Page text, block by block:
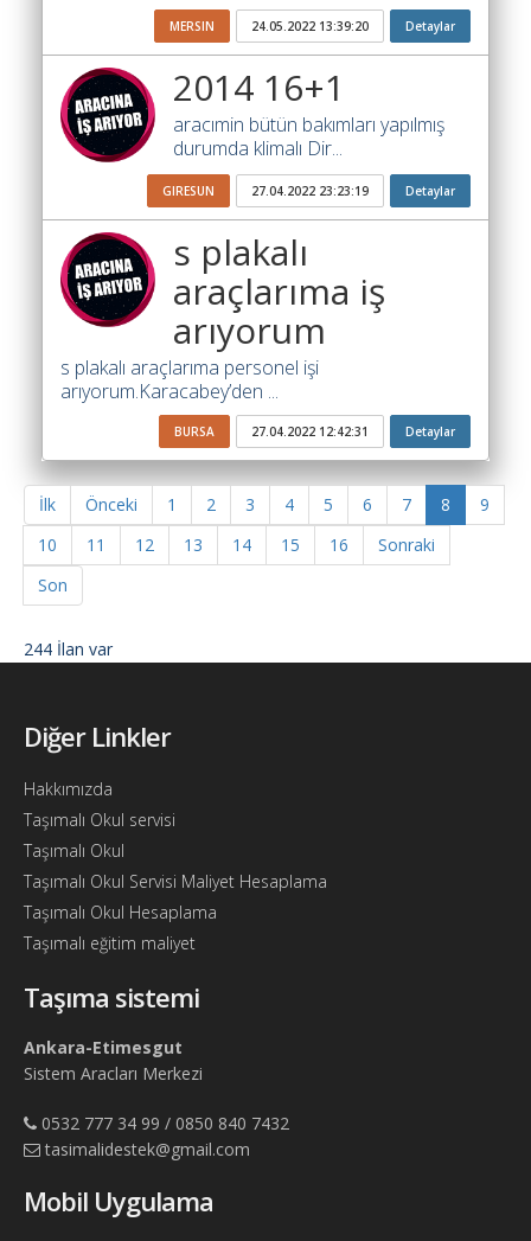
MERSIN 24.05.2022 13:39:20 Detaylar
2014 16+1
aracımin bütün bakımları yapılmış
durumda klimalı Dir...
GIRESUN 27.04.2022 23:23:19 Detaylar
s plakalı
araçlarıma iş
arıyorum
s plakalı araçlarıma personel işi
arıyorum.Karacabey’den ...
BURSA 27.04.2022 12:42:31 Detaylar
İlk Önceki 1 2 3 4 5 6 7 8
9
10
11 12 13 14 15 16
Sonraki
Son
244 İlan var
Diğer Linkler
Hakkımızda
Taşımalı Okul servisi
Taşımalı Okul
Taşımalı Okul Servisi Maliyet Hesaplama
Taşımalı Okul Hesaplama
Taşımalı eğitim maliyet
Taşıma sistemi
Ankara-Etimesgut
Sistem Aracları Merkezi
0532 777 34 99 / 0850 840 7432
tasimalidestek@gmail.com
Mobil Uygulama